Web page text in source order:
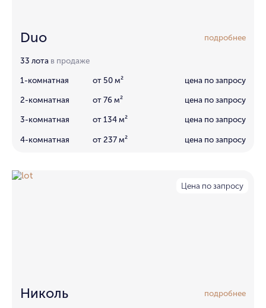
Duo подробнее
33 лота в продаже
1-комнатная от 50 м² цена по запросу
2-комнатная от 76 м² цена по запросу
3-комнатная от 134 м² цена по запросу
4-комнатная от 237 м² цена по запросу
Цена по запросу
Николь подробнее